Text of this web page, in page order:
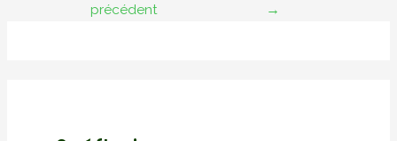
l’article
précédent
→